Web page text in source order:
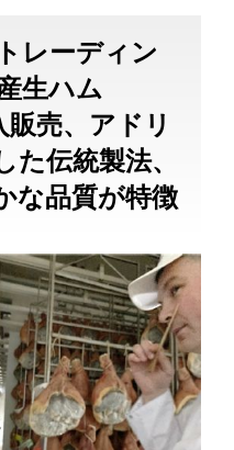
レーディン
生ハム
販売、アドリ
伝統製法、
な品質が特徴